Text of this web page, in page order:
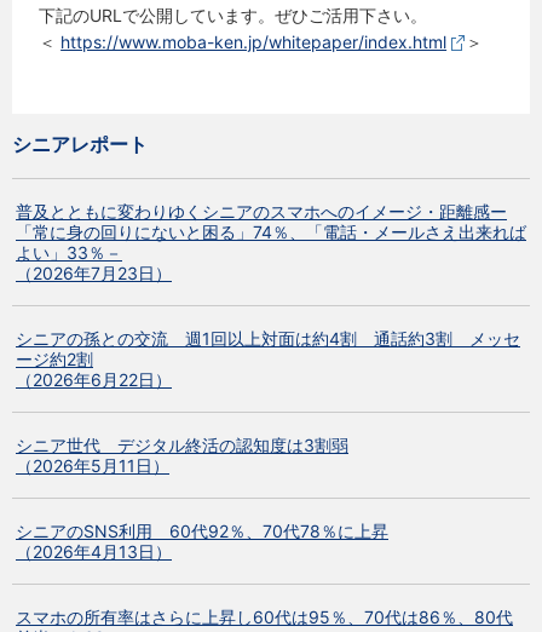
下記のURLで公開しています。ぜひご活用下さい。
＜ https://www.moba-ken.jp/whitepaper/index.html ＞
シニアレポート
普及とともに変わりゆくシニアのスマホへのイメージ・距離感ー
「常に身の回りにないと困る」74％、「電話・メールさえ出来れば
よい」33％－
（2026年7月23日）
シニアの孫との交流 週1回以上対面は約4割 通話約3割 メッセ
ージ約2割
（2026年6月22日）
シニア世代 デジタル終活の認知度は3割弱
（2026年5月11日）
シニアのSNS利用 60代92％、70代78％に上昇
（2026年4月13日）
スマホの所有率はさらに上昇し60代は95％、70代は86％、80代